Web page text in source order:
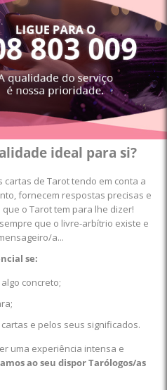
ideal para si?
cartas de Tarot tendo em conta a
fornecem respostas precisas e
o Tarot tem para lhe dizer!
que o livre-arbítrio existe e
a...
se:
concreto;
e pelos seus significados.
uma experiência intensa e
ao seu dispor Tarólogos/as